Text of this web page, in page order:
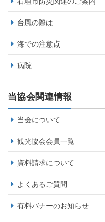
台風の際は
海での注意点
病院
当協会関連情報
当会について
観光協会会員一覧
資料請求について
よくあるご質問
有料バナーのお知らせ